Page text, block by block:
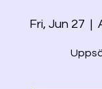
Fri, Jun 27